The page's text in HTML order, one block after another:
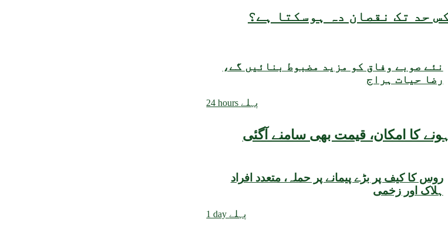
حد تک نقصان دہ ہوسکتا ہے؟
نئے صوبے وفاق کو مزید مضبوط بنائیں گے،
رضا حیات ہراج
24 hours پہلے
روس کا کیف پر بڑے پیمانے پر حملہ، متعدد افراد
ہلاک اور زخمی
1 day پہلے